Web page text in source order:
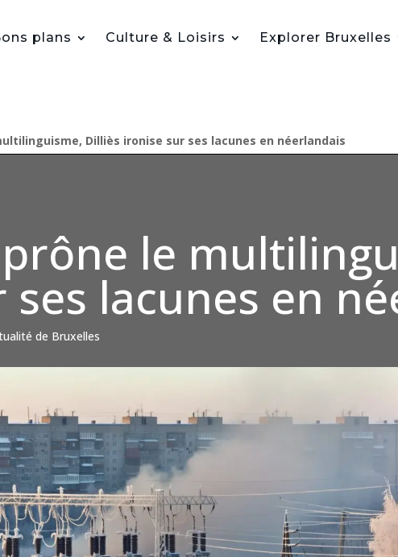
plans Culture & Loisirs Explorer Bruxelles
Dilliès ironise sur ses lacunes en néerlandais
le
lacunes en
de Bruxelles